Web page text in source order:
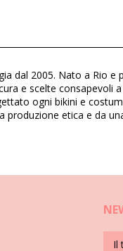
dal 2005. Nato a Rio e
e scelte consapevoli
ogni bikini e
produzione etica e da